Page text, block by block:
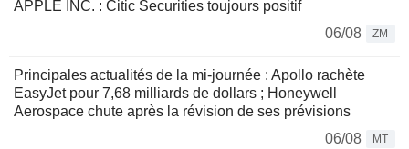
APPLE INC. : Citic Securities toujours positif
06/08
ZM
Principales actualités de la mi-journée : Apollo rachète
EasyJet pour 7,68 milliards de dollars ; Honeywell
Aerospace chute après la révision de ses prévisions
06/08
MT